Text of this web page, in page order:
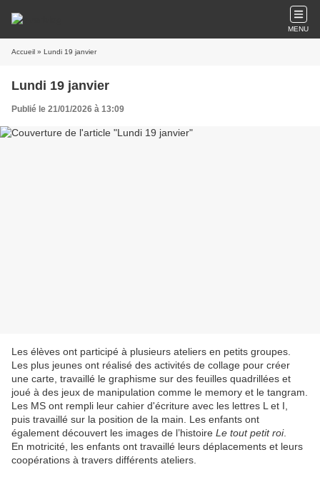
MENU
Accueil » Lundi 19 janvier
Lundi 19 janvier
Publié le 21/01/2026 à 13:09
Les élèves ont participé à plusieurs ateliers en petits groupes.
Les plus jeunes ont réalisé des activités de collage pour créer
une carte, travaillé le graphisme sur des feuilles quadrillées et
joué à des jeux de manipulation comme le memory et le tangram.
Les MS ont rempli leur cahier d'écriture avec les lettres L et I,
puis travaillé sur la position de la main. Les enfants ont
également découvert les images de l’histoire Le tout petit roi.
En motricité, les enfants ont travaillé leurs déplacements et leurs
coopérations à travers différents ateliers.